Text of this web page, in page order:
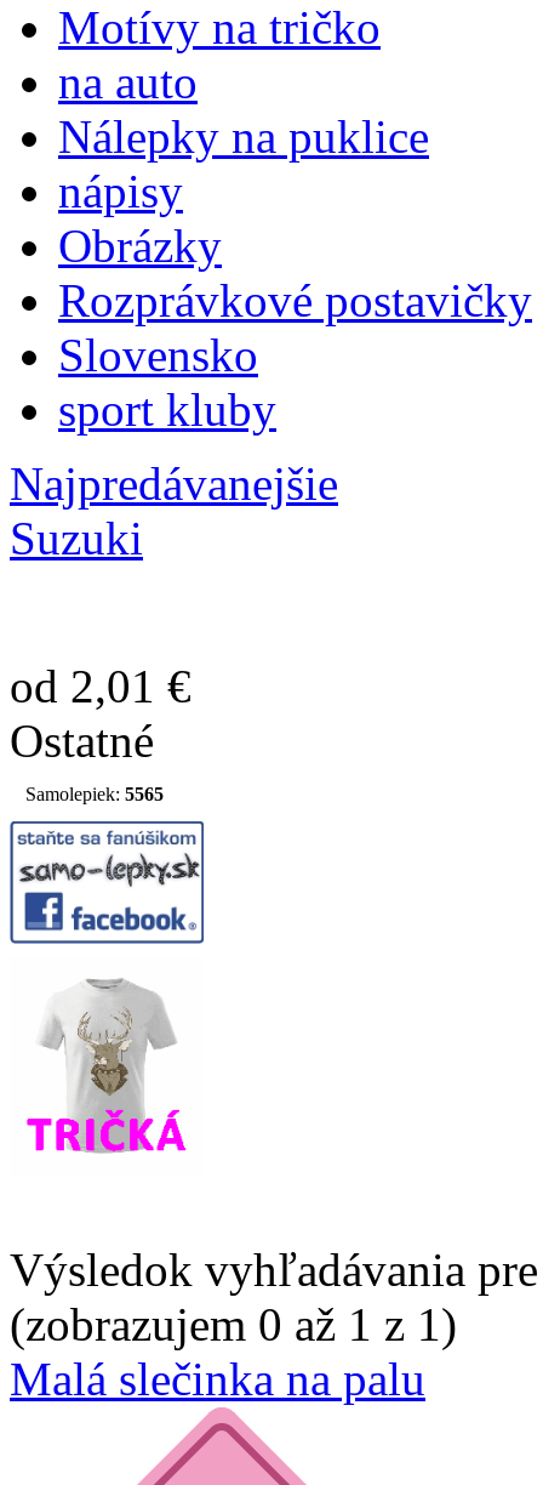
Motívy na tričko
na auto
Nálepky na puklice
nápisy
Obrázky
Rozprávkové postavičky
Slovensko
sport kluby
Najpredávanejšie
Suzuki
od 2,01 €
Ostatné
Samolepiek: 5565
Výsledok vyhľadávania
(zobrazujem 0 až 1 z 1)
Malá slečinka na palu